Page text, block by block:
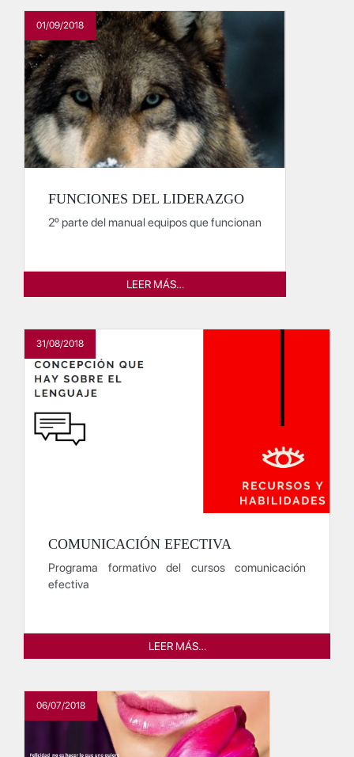
01/09/2018
FUNCIONES DEL LIDERAZGO
2º parte del manual equipos que funcionan
LEER MÁS…
31/08/2018
COMUNICACIÓN EFECTIVA
Programa formativo del cursos comunicación
efectiva
LEER MÁS…
06/07/2018